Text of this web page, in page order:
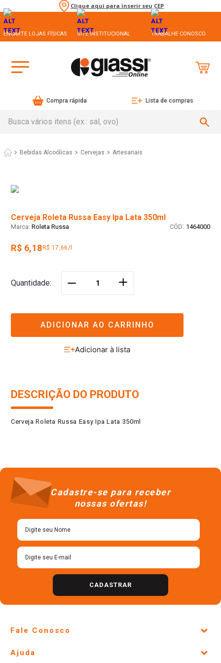
Clique aqui para inserir seu CEP
ENCARTE LOJAS FÍSICAS SITE INSTITUCIONAL TRABALHE CONOSCO
Compra rápida Lista de compras
Bebidas Alcoólicas Cervejas Artesanais
Cerveja Roleta Russa Easy Ipa Lata 350ml
Roleta Russa : 1464000
R$ 6,18 R$ 17,66/l
Quantidade ＋
ADICIONAR AO CARRINHO
DESCRIÇÃO DO PRODUTO
Cerveja Roleta Russa Easy Ipa Lata 350ml
Cadastre-se para receber
nossas ofertas!
CADASTRAR
Fale Conosco
Lojas Físicas e Horários
Ajuda